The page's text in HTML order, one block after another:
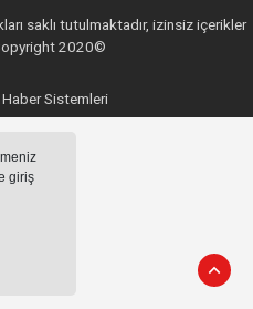
giriş
saklı tutulmaktadır, izinsiz içerikler
2020©
Haber Sistemleri